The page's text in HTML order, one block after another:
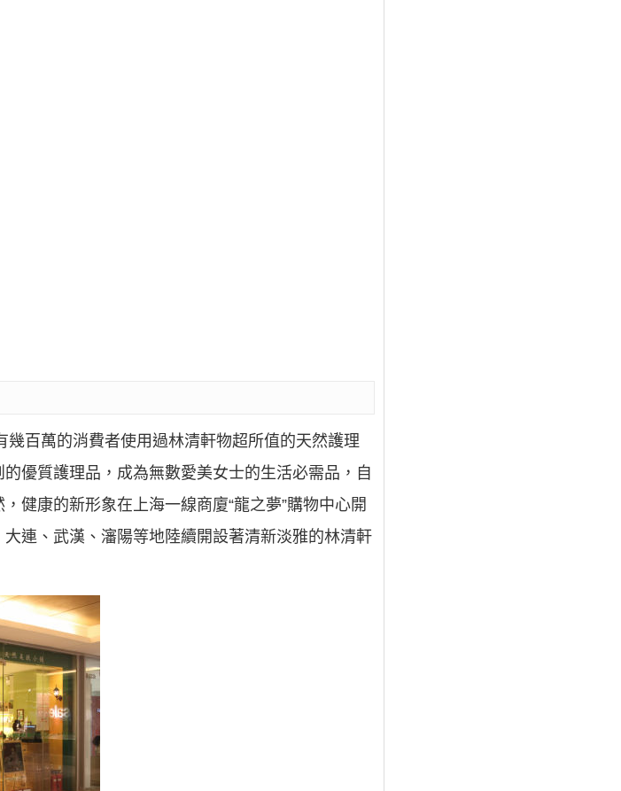
百萬的消費者使用過林清軒物超所值的天然護理
優質護理品，成為無數愛美女士的生活必需品，自
健康的新形象在上海一線商廈“龍之夢”購物中心開
連、武漢、瀋陽等地陸續開設著清新淡雅的林清軒